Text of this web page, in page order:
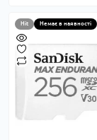
Hit Немає в наявності